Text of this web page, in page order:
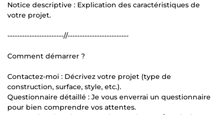
Notice descriptive : Explication des caractéristiques de
votre projet.
-----------------------//-------------------------
Comment démarrer ?
Contactez-moi : Décrivez votre projet (type de
construction, surface, style, etc.).
Questionnaire détaillé : Je vous enverrai un questionnaire
pour bien comprendre vos attentes.